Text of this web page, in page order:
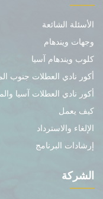
الأسئلة الشائعة
وجهات ويندهام
كلوب ويندهام آسيا
أكور نادي العطلات جنوب
أكور نادي العطلات آسيا
كيف يعمل
الإلغاء والاسترداد
إرشادات البرنامج
الشركة